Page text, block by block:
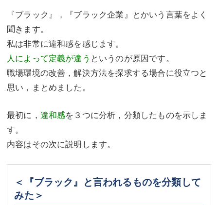
調査・書面作成
債務整理
マスコミ取材・実績
アクセス
埼玉事務所 (さいたま市)
川口事務所（埼玉県川口市）
債務整理
マスコミ取材・実績
アクセス
東京事務所 (新宿・四谷)
川口事務所（埼玉県川口市）
お問い合せフォーム
『ブラック』，『ブラック企業』とかいう言葉をよく
聞きます。
私は非常に違和感を感じます。
人によって定義が違う というのが原因です。
職場環境の改善，解決方法を探求する場合に役立つと
思い，まとめました。
最初に， 違和感を３つに分析，分類したものを示しま
す。
内容はその次に説明します。
＜『ブラック』と言われるものを分類して
みた＞